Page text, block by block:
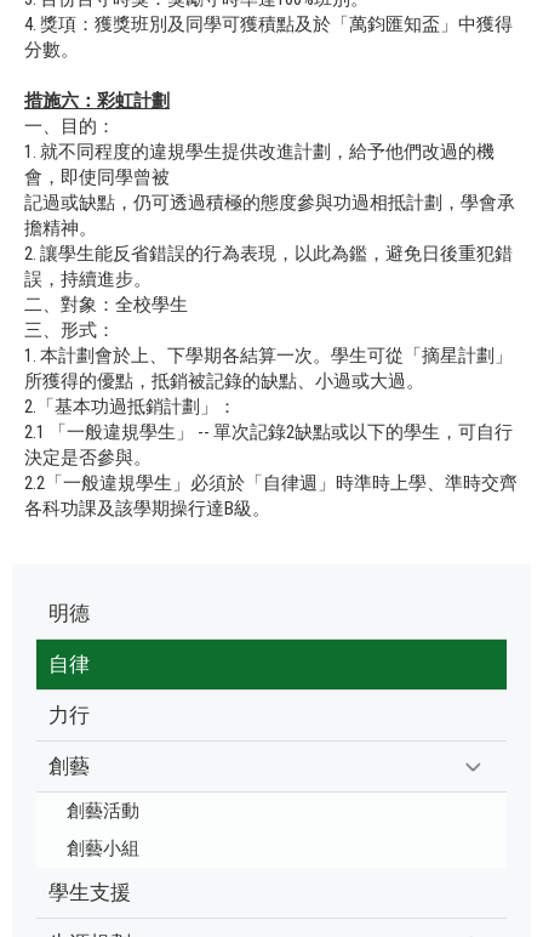
4. 獎項：獲獎班別及同學可獲積點及於「萬鈞匯知盃」中獲得
分數。
措施六：彩虹計劃
一、目的：
1. 就不同程度的違規學生提供改進計劃，給予他們改過的機
會，即使同學曾被
記過或缺點，仍可透過積極的態度參與功過相抵計劃，學會承
擔精神。
2. 讓學生能反省錯誤的行為表現，以此為鑑，避免日後重犯錯
誤，持續進步。
二、對象：全校學生
三、形式：
1. 本計劃會於上、下學期各結算一次。學生可從「摘星計劃」
所獲得的優點，抵銷被記錄的缺點、小過或大過。
2.「基本功過抵銷計劃」：
2.1 「一般違規學生」 -- 單次記錄2缺點或以下的學生，可自行
決定是否參與。
2.2「一般違規學生」必須於「自律週」時準時上學、準時交齊
各科功課及該學期操行達B級。
明德
自律
力行
創藝
創藝活動
創藝小組
學生支援